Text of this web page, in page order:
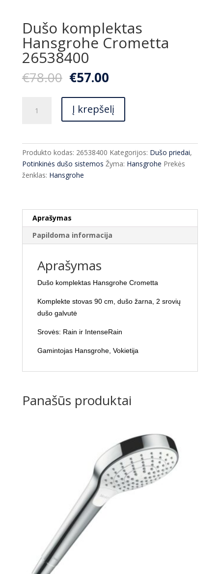
Dušo komplektas
Hansgrohe Crometta
26538400
€78.00 Original
price
was:
€78.00.
€57.00Current
is:
€57.00.
kiekis:
Hansgrohe
Crometta
26538400
Į krepšelį
Produkto kodas: 26538400 Kategorijos: Dušo priedai,
Potinkinės dušo sistemos Žyma: Hansgrohe Prekės
ženklas: Hansgrohe
Aprašymas
Papildoma informacija
Aprašymas
Dušo komplektas Hansgrohe Crometta
Komplekte stovas 90 cm, dušo žarna, 2 srovių
dušo galvutė
Srovės: Rain ir IntenseRain
Gamintojas Hansgrohe, Vokietija
Panašūs produktai